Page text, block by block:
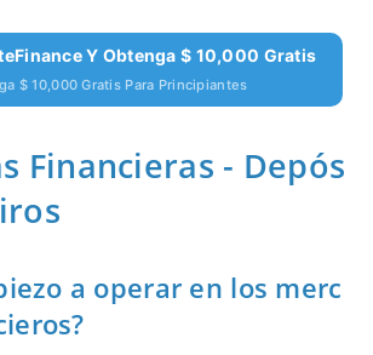
Y Obtenga $ 10,000 Gratis
$ 10,000 Gratis Para Principiantes
Financieras - Depós
a operar en los merc